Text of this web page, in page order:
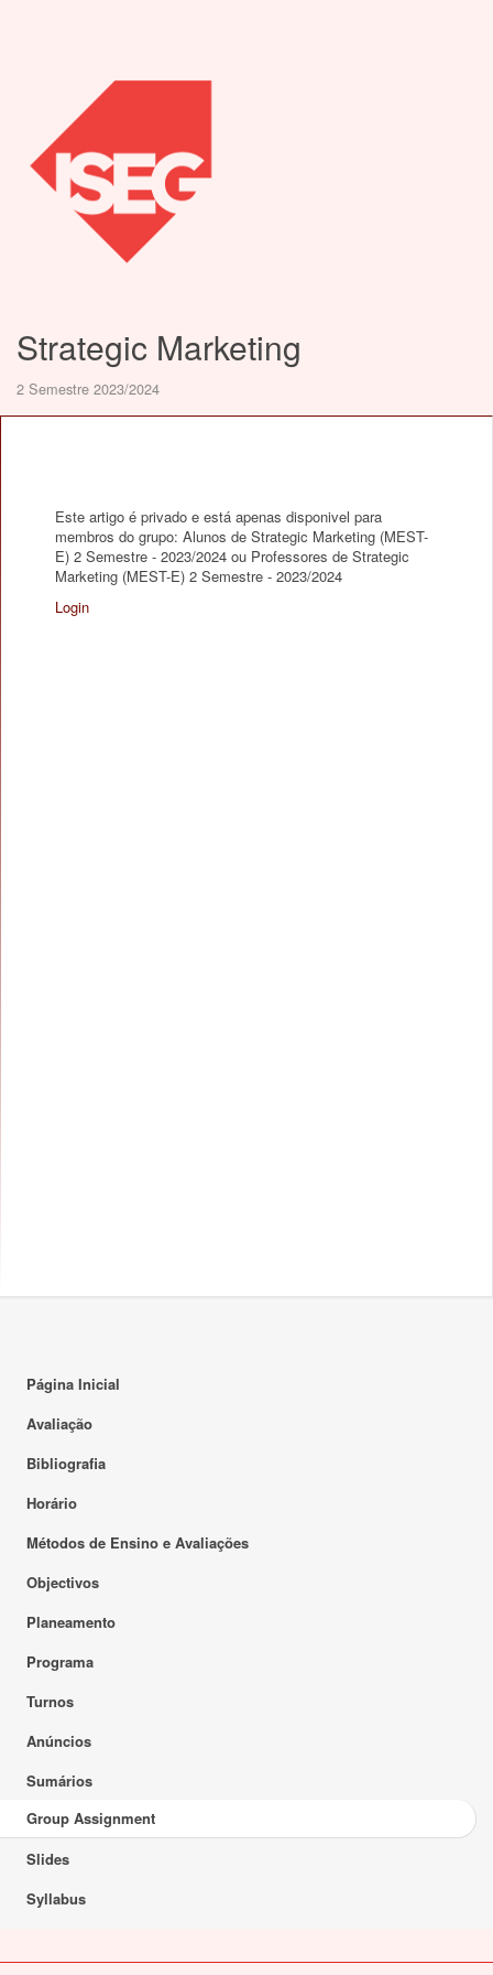
Strategic Marketing
2 Semestre 2023/2024
Este artigo é privado e está apenas disponivel para
membros do grupo: Alunos de Strategic Marketing (MEST-
E) 2 Semestre - 2023/2024 ou Professores de Strategic
Marketing (MEST-E) 2 Semestre - 2023/2024
Login
Página Inicial
Avaliação
Bibliografia
Horário
Métodos de Ensino e Avaliações
Objectivos
Planeamento
Programa
Turnos
Anúncios
Sumários
Group Assignment
Slides
Syllabus